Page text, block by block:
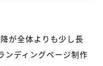
が全体よりも少し長
ンディングページ制作